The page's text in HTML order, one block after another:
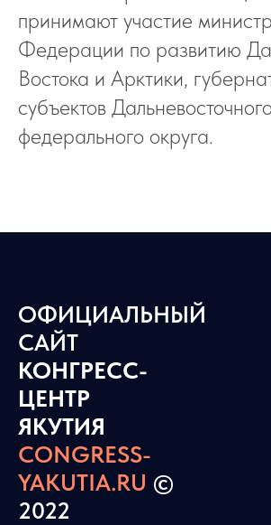
принимают участие
Федерации по развитию
Востока и Арктики,
субъектов
федерального округа.
ОФИЦИАЛЬНЫЙ
САЙТ
КОНГРЕСС-
ЦЕНТР
ЯКУТИЯ
CONGRESS-
YAKUTIA.RU ©
2022